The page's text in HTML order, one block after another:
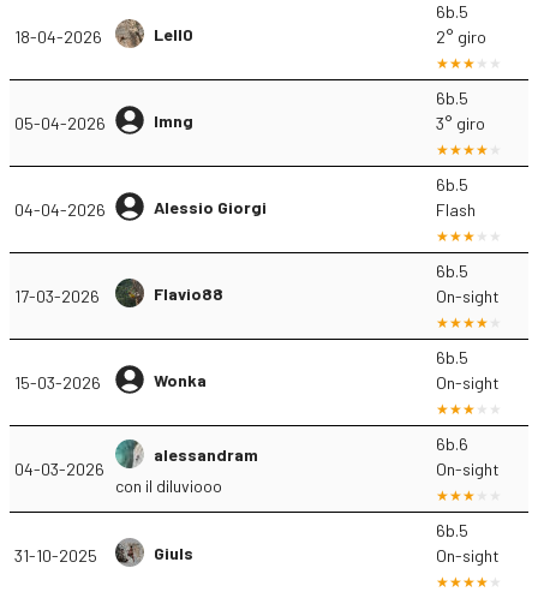
18-04-2026 Lell0
6b.5
2° giro
05-04-2026 lmng
6b.5
3° giro
04-04-2026 Alessio Giorgi
6b.5
Flash
17-03-2026 Flavio88
6b.5
On-sight
15-03-2026 Wonka
6b.5
On-sight
04-03-2026
alessandram
con il diluviooo
6b.6
On-sight
31-10-2025 Giuls
6b.5
On-sight